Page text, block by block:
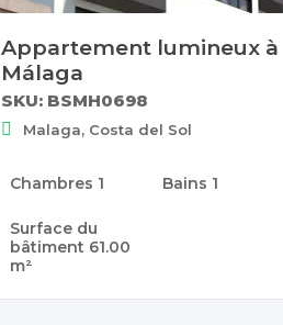
Appartement lumineux à
Málaga
SKU: BSMH0698
Malaga, Costa del Sol
Chambres 1 Bains 1
Surface du
bâtiment 61.00
m²